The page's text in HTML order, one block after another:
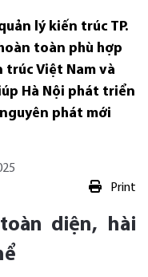
lý kiến trúc TP.
toàn phù hợp
Việt Nam và
Hà Nội phát triển
phát mới
Print
diện, hài